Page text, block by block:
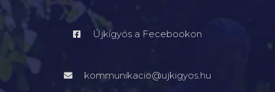
Újkígyós a Fecebookon
kommunikacio@ujkigyos.hu